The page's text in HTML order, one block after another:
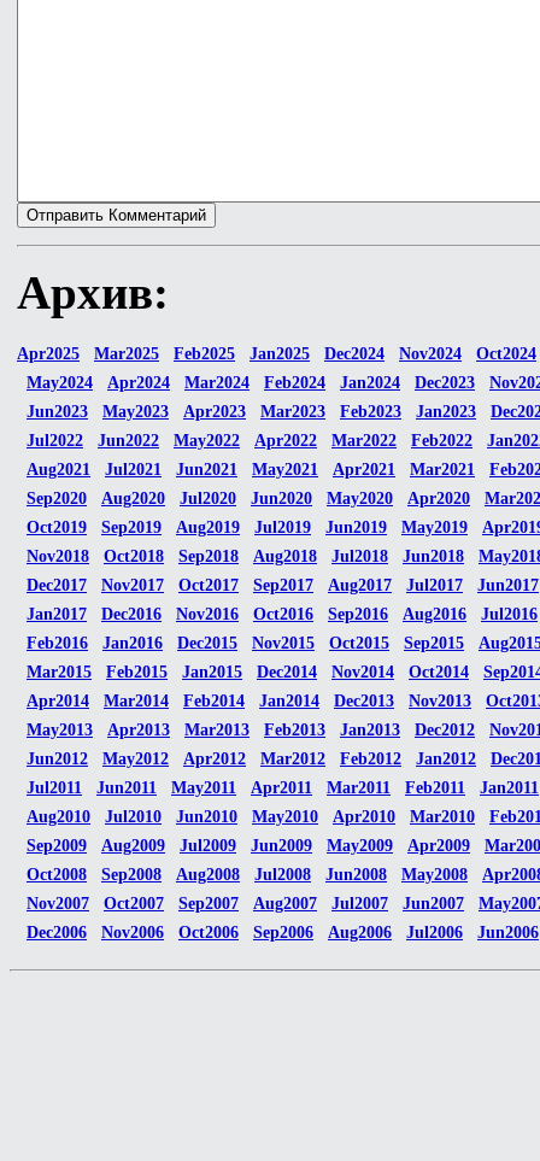
Архив:
Apr2025 Mar2025 Feb2025 Jan2025 Dec2024 Nov2024
Oct2024
May2024
Apr2024 Mar2024 Feb2024 Jan2024 Dec2023
Jun2023
May2023 Apr2023 Mar2023 Feb2023 Jan2023
Jul2022
Jun2022 May2022 Apr2022 Mar2022 Feb2022
Aug2021
Jul2021 Jun2021 May2021 Apr2021 Mar2021
Sep2020
Aug2020 Jul2020 Jun2020 May2020 Apr2020
Oct2019
Sep2019 Aug2019 Jul2019 Jun2019 May2019
Nov2018
Oct2018 Sep2018 Aug2018 Jul2018 Jun2018
Dec2017
Nov2017 Oct2017 Sep2017 Aug2017 Jul2017
Jun2017
Jan2017
Dec2016 Nov2016 Oct2016 Sep2016 Aug2016
Jul2016
Feb2016
Jan2016 Dec2015 Nov2015 Oct2015 Sep2015
Mar2015
Feb2015 Jan2015 Dec2014 Nov2014 Oct2014
Apr2014
Mar2014 Feb2014 Jan2014 Dec2013 Nov2013
May2013
Apr2013 Mar2013 Feb2013 Jan2013 Dec2012
Jun2012
May2012 Apr2012 Mar2012 Feb2012 Jan2012
Jul2011
Jun2011 May2011 Apr2011 Mar2011 Feb2011
Jan2011
Aug2010
Jul2010 Jun2010 May2010 Apr2010 Mar2010
Sep2009
Aug2009 Jul2009 Jun2009 May2009 Apr2009
Oct2008
Sep2008 Aug2008 Jul2008 Jun2008 May2008
Nov2007
Oct2007 Sep2007 Aug2007 Jul2007 Jun2007
Dec2006
Nov2006 Oct2006 Sep2006 Aug2006 Jul2006 Jun2006